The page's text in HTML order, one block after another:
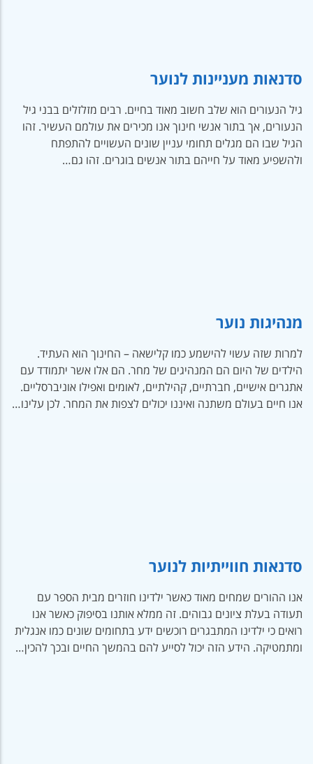
סדנאות מעניינות לנוער
גיל הנעורים הוא שלב חשוב מאוד בחיים. רבים מזלזלים בבני גיל
הנעורים, אך בתור אנשי חינוך אנו מכירים את עולמם העשיר. זהו
הגיל שבו הם מגלים תחומי עניין שונים העשויים להתפתח
ולהשפיע מאוד על חייהם בתור אנשים בוגרים. זהו גם…
מנהיגות נוער
למרות שזה עשוי להישמע כמו קלישאה – החינוך הוא העתיד.
הילדים של היום הם המנהיגים של מחר. הם אלו אשר יתמודד עם
אתגרים אישיים, חברתיים, קהילתיים, לאומים ואפילו אוניברסליים.
אנו חיים בעולם משתנה ואיננו יכולים לצפות את המחר. לכן עלינו…
סדנאות חווייתיות לנוער
אנו ההורים שמחים מאוד כאשר ילדינו חוזרים מבית הספר עם
תעודה בעלת ציונים גבוהים. זה ממלא אותנו בסיפוק כאשר אנו
רואים כי ילדינו המתבגרים רוכשים ידע בתחומים שונים כמו אנגלית
ומתמטיקה. הידע הזה יכול לסייע להם בהמשך החיים ובכך להכין…